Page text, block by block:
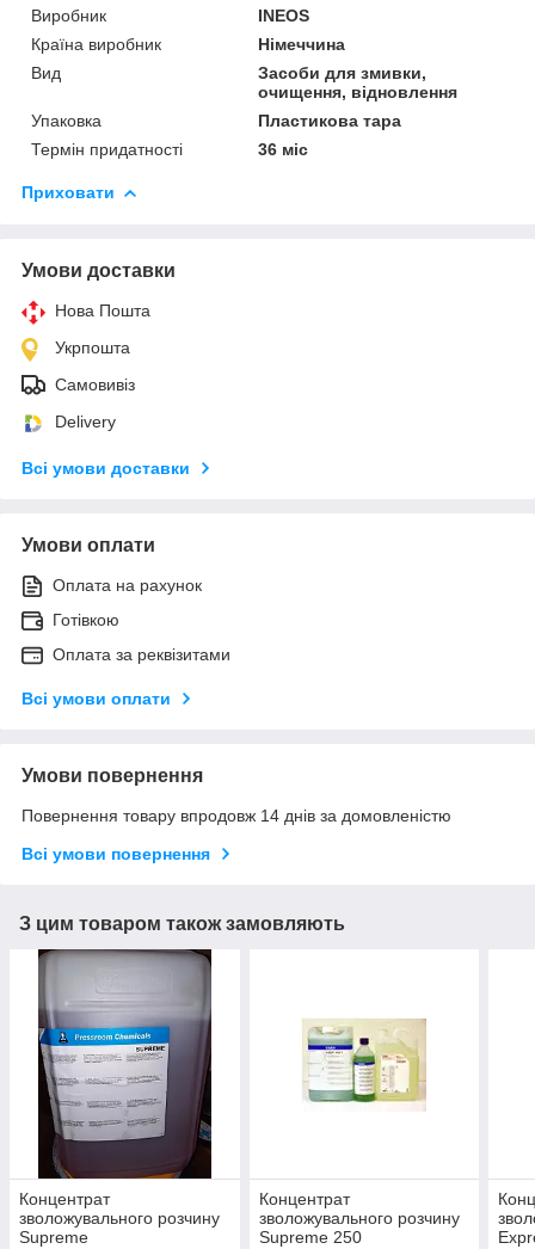
Виробник
INEOS
Країна виробник
Німеччина
Вид
Засоби для змивки,
очищення, відновлення
Упаковка
Пластикова тара
Термін придатності
36 міс
Приховати
Умови доставки
Нова Пошта
Укрпошта
Самовивіз
Delivery
Всі умови доставки
Умови оплати
Оплата на рахунок
Готівкою
Оплата за реквізитами
Всі умови оплати
Умови повернення
Повернення товару впродовж 14 днів за домовленістю
Всі умови повернення
З цим товаром також замовляють
Концентрат
зволожувального розчину
Supreme
Концентрат
зволожувального розчину
Supreme 250